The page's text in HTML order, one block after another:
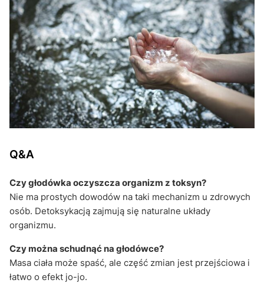
Q&A
Czy głodówka oczyszcza organizm z toksyn?
Nie ma prostych dowodów na taki mechanizm u zdrowych
osób. Detoksykacją zajmują się naturalne układy
organizmu.
Czy można schudnąć na głodówce?
Masa ciała może spaść, ale część zmian jest przejściowa i
łatwo o efekt jo-jo.